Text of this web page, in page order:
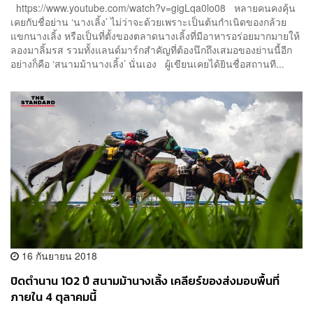
https://www.youtube.com/watch?v=gigLqa0lo08 หลายคนคงคุ้น
เคยกับชื่อย่าน ‘นางเลิ้ง’ ไม่ว่าจะด้วยเพราะเป็นต้นกำเนิดของกล้วย
แขกนางเลิ้ง หรือเป็นที่ตั้งของตลาดนางเลิ้งที่มีอาหารอร่อยมากมายให้
ลองมาลิ้มรส รวมทั้งแลนด์มาร์กสำคัญที่ต้องนึกถึงเสมอของย่านนี้อีก
อย่างก็คือ ‘สนามม้านางเลิ้ง’ นั่นเอง ผู้เขียนเคยได้ยินชื่อสถานที...
16 กันยายน 2018
ปิดตำนาน 102 ปี สนามม้านางเลิ้ง เคลียร์​ของส่งมอบพื้นที่
ภายใน 4 ตุลาคมนี้